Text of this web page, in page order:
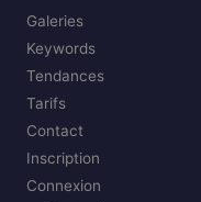
Galeries
Keywords
Tendances
Tarifs
Contact
Inscription
Connexion